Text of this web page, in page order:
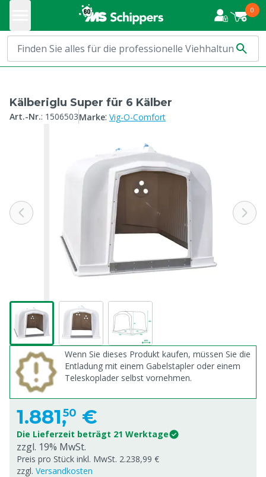
0
Kälberiglu Super für 6 Kälber
Art.-Nr.: 1506503Marke: Vig-O-Comfort
Wenn Sie dieses Produkt kaufen, müssen Sie die
Entladung mit einem Gabelstapler oder einem
Teleskoplader selbst vornehmen.
1.881,50 €
Die Lieferzeit beträgt 21 Werktage
zzgl. 19% MwSt.
Preis pro Stück inkl. MwSt. 2.238,99 €
zzgl. Versandkosten